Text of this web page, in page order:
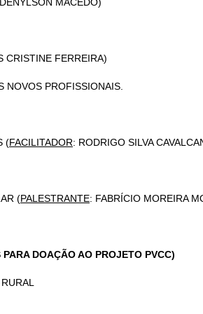
CRISTINE FERREIRA)
NOVOS PROFISSIONAIS.
(FACILITADOR: RODRIGO SILVA
(PALESTRANTE: FABRÍCIO MOREIRA
DOAÇÃO AO PROJETO PVCC)